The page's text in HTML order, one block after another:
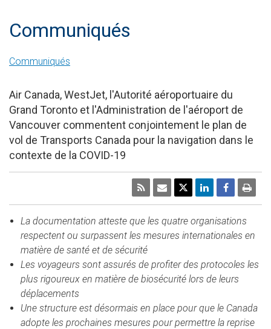
Communiqués
Communiqués
Air Canada, WestJet, l'Autorité aéroportuaire du
Grand Toronto et l'Administration de l'aéroport de
Vancouver commentent conjointement le plan de
vol de Transports Canada pour la navigation dans le
contexte de la COVID-19
La documentation atteste que les quatre organisations
respectent ou surpassent les mesures internationales en
matière de santé et de sécurité
Les voyageurs sont assurés de profiter des protocoles les
plus rigoureux en matière de biosécurité lors de leurs
déplacements
Une structure est désormais en place pour que le Canada
adopte les prochaines mesures pour permettre la reprise